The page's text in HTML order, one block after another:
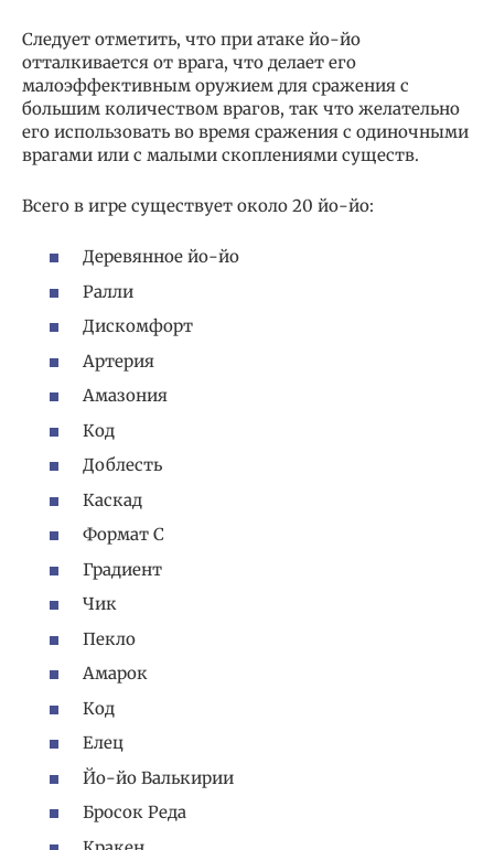
Следует отметить, что при атаке йо-йо
отталкивается от врага, что делает его
малоэффективным оружием для сражения с
большим количеством врагов, так что желательно
его использовать во время сражения с одиночными
врагами или с малыми скоплениями существ.
Всего в игре существует около 20 йо-йо:
Деревянное йо-йо
Ралли
Дискомфорт
Артерия
Амазония
Код
Доблесть
Каскад
Формат C
Градиент
Чик
Пекло
Амарок
Код
Елец
Йо-йо Валькирии
Бросок Реда